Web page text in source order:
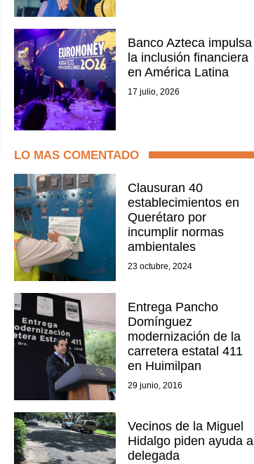
Banco Azteca impulsa
la inclusión financiera
en América Latina
17 julio, 2026
LO MAS COMENTADO
Clausuran 40
establecimientos en
Querétaro por
incumplir normas
ambientales
23 octubre, 2024
Entrega Pancho
Domínguez
modernización de la
carretera estatal 411
en Huimilpan
29 junio, 2016
Vecinos de la Miguel
Hidalgo piden ayuda a
delegada